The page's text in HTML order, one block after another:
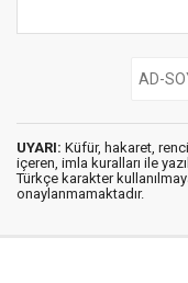
UYARI: Küfür, hakaret,
içeren, imla kuralları ile
Türkçe karakter
onaylanmamaktadır.